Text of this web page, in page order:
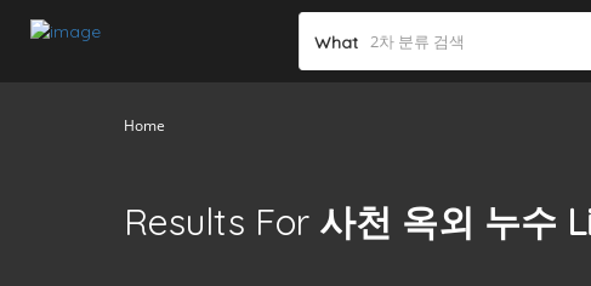
What
Home
Results For 사천 옥외 누수